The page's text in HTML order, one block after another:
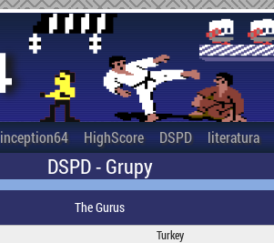
inception64 HighScore DSPD literatura
DSPD - Grupy
The Gurus
Turkey